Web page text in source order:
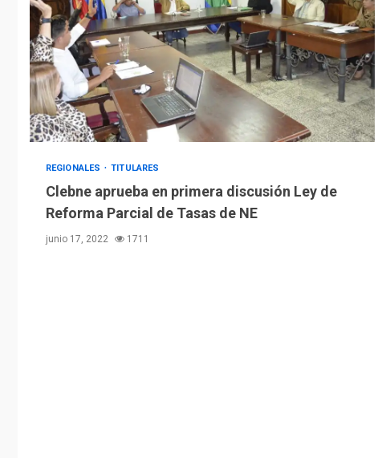
REGIONALES TITULARES
Clebne aprueba en primera discusión Ley de
Reforma Parcial de Tasas de NE
junio 17, 2022 1711